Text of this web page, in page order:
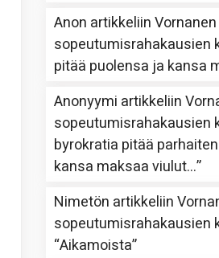
Anon artikkeliin
sopeutumisrahakausien
pitää puolensa ja kansa
Anonyymi artikkeliin
sopeutumisrahakausien
byrokratia pitää
kansa maksaa viulut…”
Nimetön artikkeliin
sopeutumisrahakausien
“Aikamoista”